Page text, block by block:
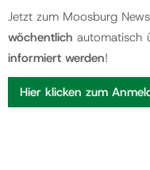
Jetzt zum Moosburg
wöchentlich automatisch
informiert werden!
Hier klicken zum